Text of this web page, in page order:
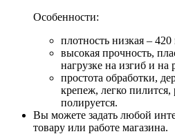
Особенности:
плотность низкая – 420
высокая прочность,
нагрузке на изгиб и на
простота обработки,
крепеж, легко пилится,
полируется.
Вы можете задать любой
товару или работе магазина.